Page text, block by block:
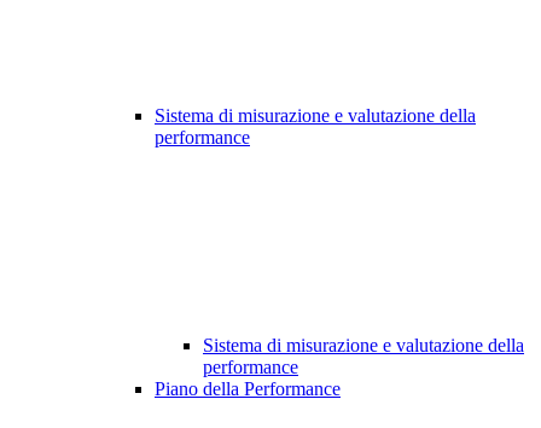
Sistema di misurazione e valutazione della
performance
Sistema di misurazione e valutazione della
performance
Piano della Performance